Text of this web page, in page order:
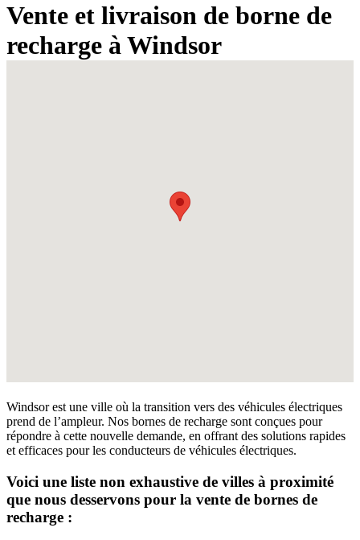
Vente et livraison de borne de
recharge à Windsor
Windsor est une ville où la transition vers des véhicules électriques
prend de l’ampleur. Nos bornes de recharge sont conçues pour
répondre à cette nouvelle demande, en offrant des solutions rapides
et efficaces pour les conducteurs de véhicules électriques.
Voici une liste non exhaustive de villes à proximité
que nous desservons pour la vente de bornes de
recharge :